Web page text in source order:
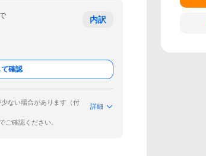
内訳
て確認
ない場合があります（付
詳細
ご確認ください。